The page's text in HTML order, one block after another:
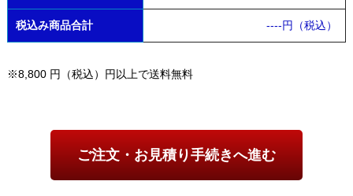
税込み商品合計 ----円（税込）
※8,800 円（税込）円以上で送料無料